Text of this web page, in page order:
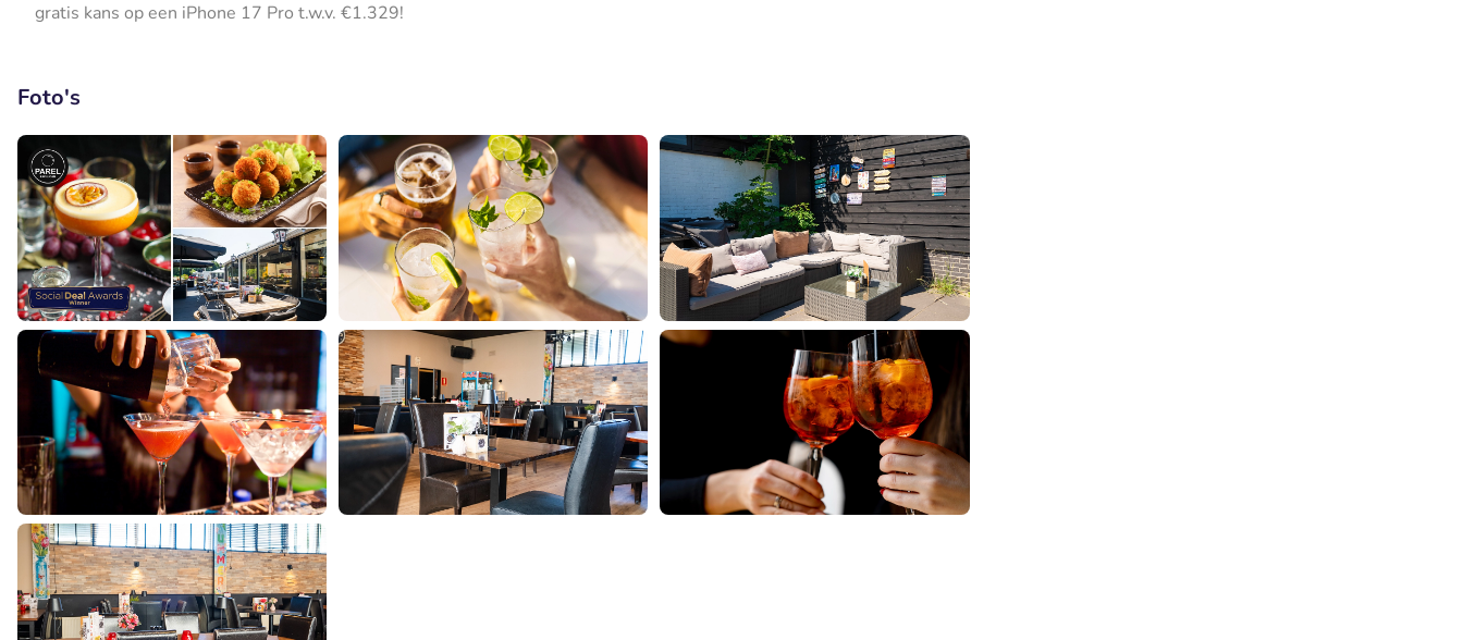
gratis kans op een iPhone 17 Pro t.w.v. €1.329!
Foto's